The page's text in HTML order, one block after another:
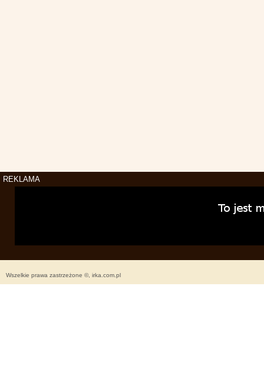
REKLAMA
Wszelkie prawa zastrzeżone ©, irka.com.pl